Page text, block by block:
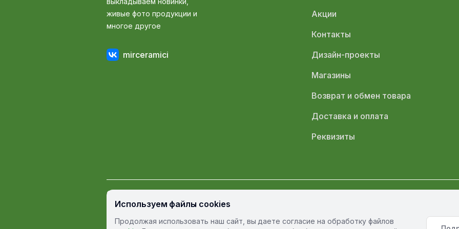
живые фото продукции и
многое другое
mirceramici
Акции
Контакты
Дизайн-проекты
Магазины
Возврат и обмен товара
Доставка и оплата
Реквизиты
© Мир Керамики, 2009 — 2026
Используем файлы cookies
Продолжая использовать наш сайт, вы даете согласие на обработку файлов